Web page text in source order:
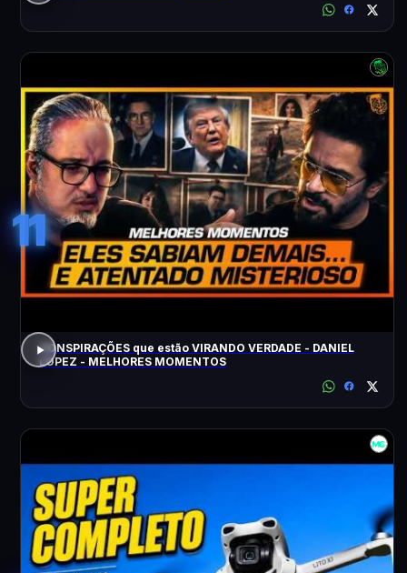
11
CONSPIRAÇÕES que estão VIRANDO VERDADE - DANIEL
LOPEZ - MELHORES MOMENTOS